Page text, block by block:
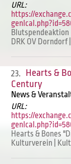
URL:
https://
Blutspendeaktion
DRK OV
23. Hearts &
Century
News &
URL:
https://
Hearts & Bones
Kulturverein |